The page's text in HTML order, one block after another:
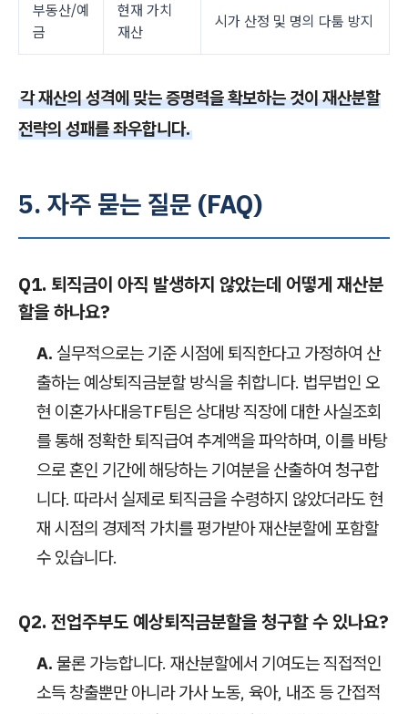
부동산/예
금
현재 가치
재산
시가 산정 및 명의 다툼 방지
각 재산의 성격에 맞는 증명력을 확보하는 것이 재산분할
전략의 성패를 좌우합니다.
5. 자주 묻는 질문 (FAQ)
Q1. 퇴직금이 아직 발생하지 않았는데 어떻게 재산분
할을 하나요?
A. 실무적으로는 기준 시점에 퇴직한다고 가정하여 산
출하는 예상퇴직금분할 방식을 취합니다. 법무법인 오
현 이혼가사대응TF팀은 상대방 직장에 대한 사실조회
를 통해 정확한 퇴직급여 추계액을 파악하며, 이를 바탕
으로 혼인 기간에 해당하는 기여분을 산출하여 청구합
니다. 따라서 실제로 퇴직금을 수령하지 않았더라도 현
재 시점의 경제적 가치를 평가받아 재산분할에 포함할
수 있습니다.
Q2. 전업주부도 예상퇴직금분할을 청구할 수 있나요?
A. 물론 가능합니다. 재산분할에서 기여도는 직접적인
소득 창출뿐만 아니라 가사 노동, 육아, 내조 등 간접적